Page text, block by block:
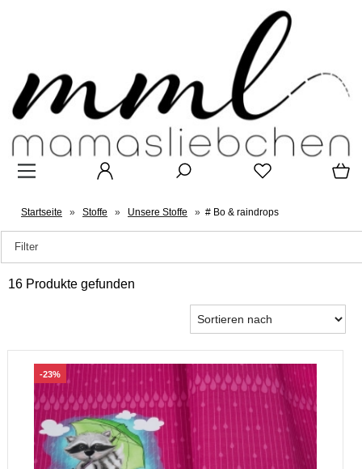
Startseite » Stoffe » Unsere Stoffe » # Bo & raindrops
Filter
16 Produkte gefunden
-23%